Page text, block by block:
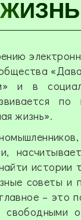
и в
по
жизнь».
истории
советы и
– это